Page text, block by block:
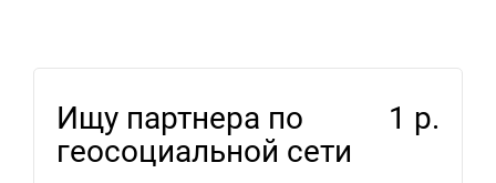
Ищу партнера по
геосоциальной сети
1 р.